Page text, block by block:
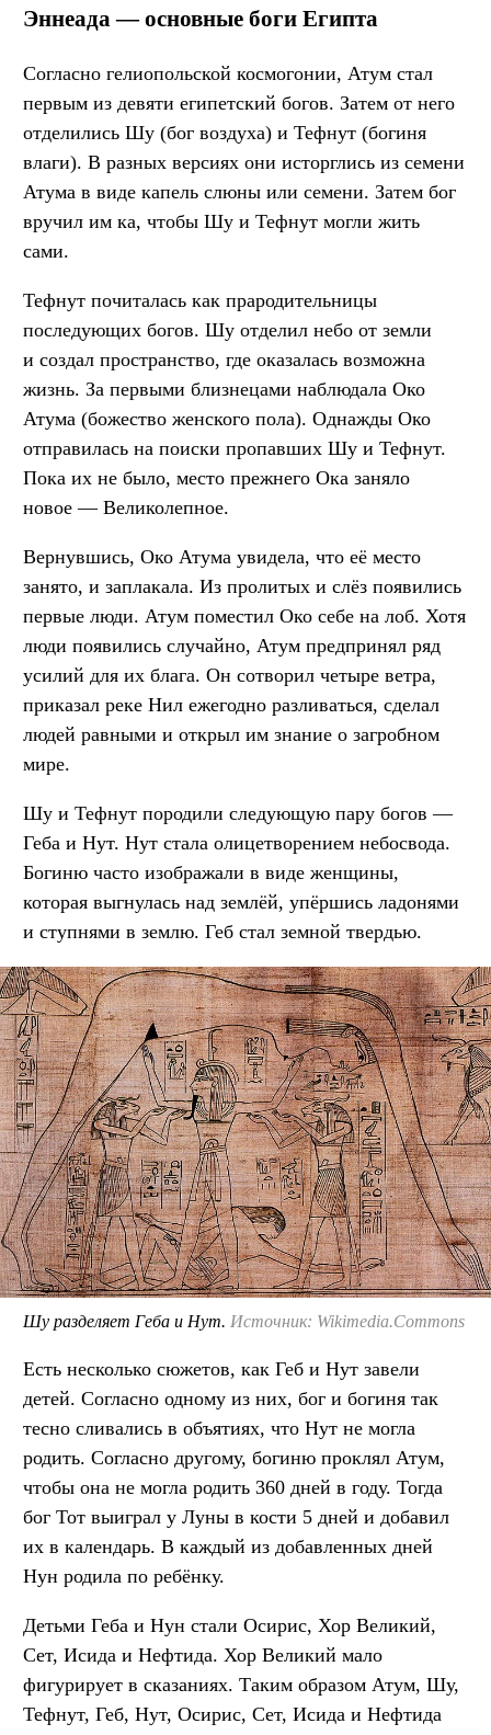
Эннеада — основные боги Египта
Согласно гелиопольской космогонии, Атум стал
первым из девяти египетский богов. Затем от него
отделились Шу (бог воздуха) и Тефнут (богиня
влаги). В разных версиях они исторглись из семени
Атума в виде капель слюны или семени. Затем бог
вручил им ка, чтобы Шу и Тефнут могли жить
сами.
Тефнут почиталась как прародительницы
последующих богов. Шу отделил небо от земли
и создал пространство, где оказалась возможна
жизнь. За первыми близнецами наблюдала Око
Атума (божество женского пола). Однажды Око
отправилась на поиски пропавших Шу и Тефнут.
Пока их не было, место прежнего Ока заняло
новое — Великолепное.
Вернувшись, Око Атума увидела, что её место
занято, и заплакала. Из пролитых и слёз появились
первые люди. Атум поместил Око себе на лоб. Хотя
люди появились случайно, Атум предпринял ряд
усилий для их блага. Он сотворил четыре ветра,
приказал реке Нил ежегодно разливаться, сделал
людей равными и открыл им знание о загробном
мире.
Шу и Тефнут породили следующую пару богов —
Геба и Нут. Нут стала олицетворением небосвода.
Богиню часто изображали в виде женщины,
которая выгнулась над землёй, упёршись ладонями
и ступнями в землю. Геб стал земной твердью.
Шу разделяет Геба и Нут. Источник: Wikimedia.Commons
Есть несколько сюжетов, как Геб и Нут завели
детей. Согласно одному из них, бог и богиня так
тесно сливались в объятиях, что Нут не могла
родить. Согласно другому, богиню проклял Атум,
чтобы она не могла родить 360 дней в году. Тогда
бог Тот выиграл у Луны в кости 5 дней и добавил
их в календарь. В каждый из добавленных дней
Нун родила по ребёнку.
Детьми Геба и Нун стали Осирис, Хор Великий,
Сет, Исида и Нефтида. Хор Великий мало
фигурирует в сказаниях. Таким образом Атум, Шу,
Тефнут, Геб, Нут, Осирис, Сет, Исида и Нефтида